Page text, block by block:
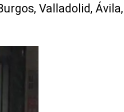
Valladolid,